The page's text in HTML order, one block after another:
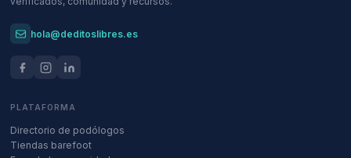
hola@deditoslibres.es
PLATAFORMA
Directorio de podólogos
Tiendas barefoot